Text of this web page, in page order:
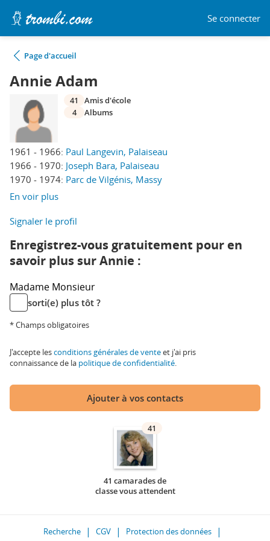
Se connecter
Page d'accueil
Annie Adam
1961 - 1966: Paul Langevin, Palaiseau
1966 - 1970: Joseph Bara, Palaiseau
1970 - 1974: Parc de Vilgénis, Massy
En voir plus
41
Amis d'école
4
Albums
Signaler le profil
Enregistrez-vous gratuitement pour en
savoir plus sur Annie :
Madame Monsieur
sorti(e) plus tôt ?
* Champs obligatoires
J'accepte lesconditions générales de venteet j'ai pris
connaissance de la politique de confidentialité.
Ajouter à vos contacts
41
41 camarades de
classe vous attendent
Recherche CGV
Protection des données